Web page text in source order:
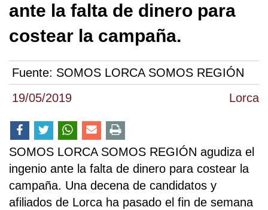
19/05/2019 Lorca
ante la falta de dinero para
costear la campaña.
Fuente: SOMOS LORCA SOMOS REGIÓN
SOMOS LORCA SOMOS REGIÓN agudiza el
ingenio ante la falta de dinero para costear la
campaña. Una decena de candidatos y
afiliados de Lorca ha pasado el fin de semana